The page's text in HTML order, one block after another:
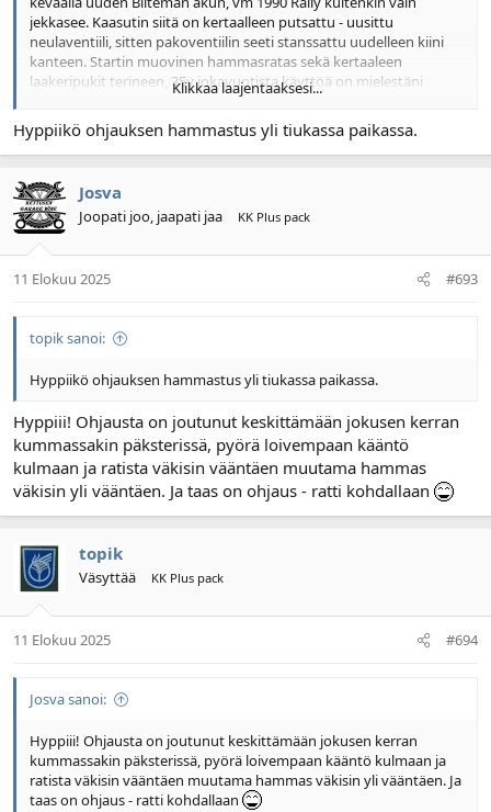
jekkasee. Kaasutin siitä on kertaalleen putsattu - uusittu
neulaventiili, sitten pakoventiilin seeti stanssattu uudelleen kiini
kanteen. Startin muovinen hammasratas sekä kertaaleen
laakeripukit terineen, 35v jokavuotista käyttöä on mielestäni
kunnioitettava saavutus. Talvipaikkallakin on samanlainen Rally
mutta paljon enemmän käytetty - remontoitu, Lauantainakin ajoin
sillä 2.5h yhtäsoittoa pitkää heinää lomareissun pääteeksi.
Klikkaa laajentaaksesi...
Hyppiikö ohjauksen hammastus yli tiukassa paikassa.
Josva
Joopati joo, jaapati jaa KK Plus pack
11 Elokuu 2025 #693
topik sanoi:
Hyppiikö ohjauksen hammastus yli tiukassa paikassa.
Hyppiii! Ohjausta on joutunut keskittämään jokusen kerran
kummassakin päksterissä, pyörä loivempaan kääntö
kulmaan ja ratista väkisin vääntäen muutama hammas
väkisin yli vääntäen. Ja taas on ohjaus - ratti kohdallaan
topik
Väsyttää KK Plus pack
11 Elokuu 2025 #694
Josva sanoi:
Hyppiii! Ohjausta on joutunut keskittämään jokusen kerran
kummassakin päksterissä, pyörä loivempaan kääntö kulmaan ja
ratista väkisin vääntäen muutama hammas väkisin yli vääntäen. Ja
taas on ohjaus - ratti kohdallaan